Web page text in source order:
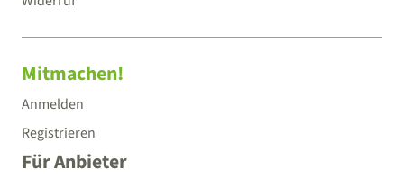
Mitmachen!
Anmelden
Registrieren
Für Anbieter